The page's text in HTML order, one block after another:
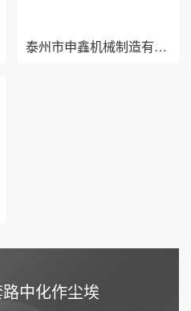
泰州市申鑫机械制造有限公司百家号代发案例
中化作尘埃